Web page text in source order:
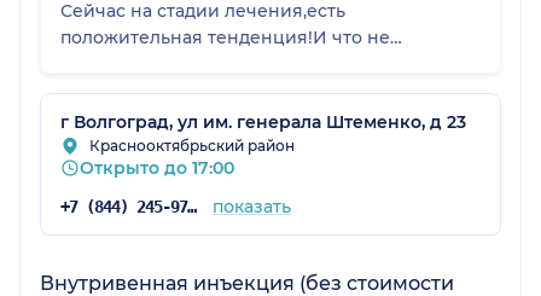
Сейчас на стадии лечения,есть
положительная тенденция!И что не
максимально аккуратно!Очень понравился
врач!По необходимости пойду только к ней!
г Волгоград, ул им. генерала Штеменко, д 23
Краснооктябрьский район
Открыто до 17:00
+7 (844) 245-97-61 показать
Внутривенная инъекция (без стоимости